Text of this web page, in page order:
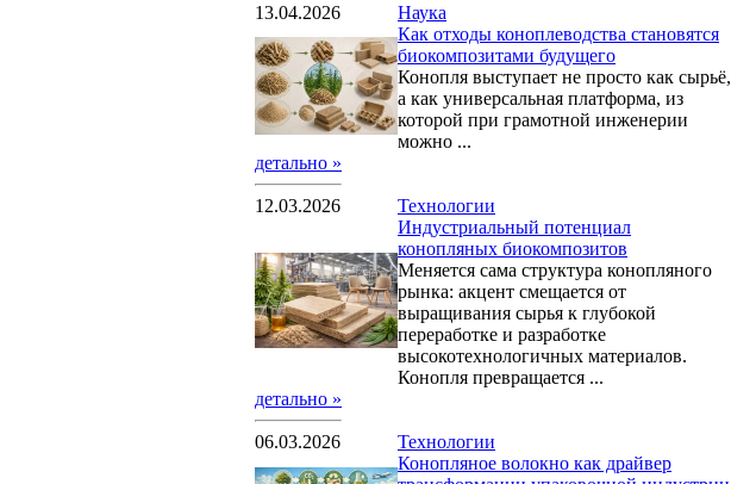
13.04.2026
Наука
Как отходы коноплеводства становятся
биокомпозитами будущего
Конопля выступает не просто как сырьё,
а как универсальная платформа, из
которой при грамотной инженерии
можно ...
детально »
12.03.2026
Технологии
Индустриальный потенциал
конопляных биокомпозитов
Меняется сама структура конопляного
рынка: акцент смещается от
выращивания сырья к глубокой
переработке и разработке
высокотехнологичных материалов.
Конопля превращается ...
детально »
06.03.2026
Технологии
Конопляное волокно как драйвер